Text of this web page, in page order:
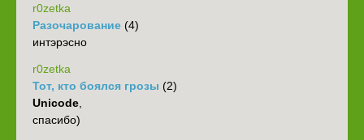
r0zetka
Разочарование (4)
интэрэсно
r0zetka
Тот, кто боялся грозы (2)
Unicode
спасибо)